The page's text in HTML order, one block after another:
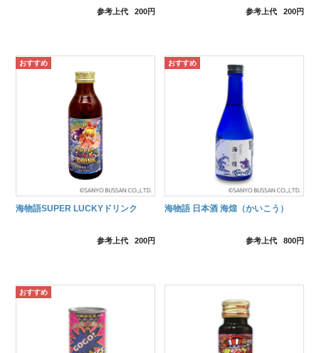
参考上代 200円 参考上代 200円
海物語SUPER LUCKYドリンク
参考上代 200円
海物語 日本酒 海煌（かいこう）
参考上代 800円